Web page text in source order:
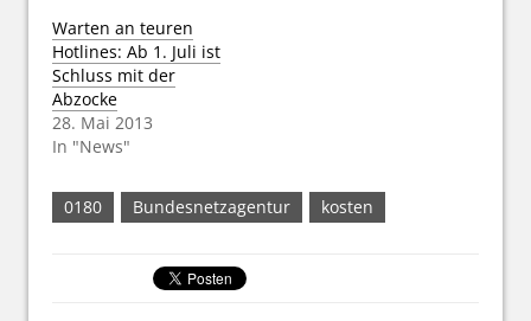
Warten an teuren
Hotlines: Ab 1. Juli ist
Schluss mit der
Abzocke
28. Mai 2013
In "News"
0180 Bundesnetzagentur kosten